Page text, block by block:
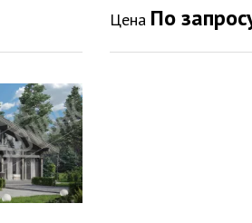
Цена По